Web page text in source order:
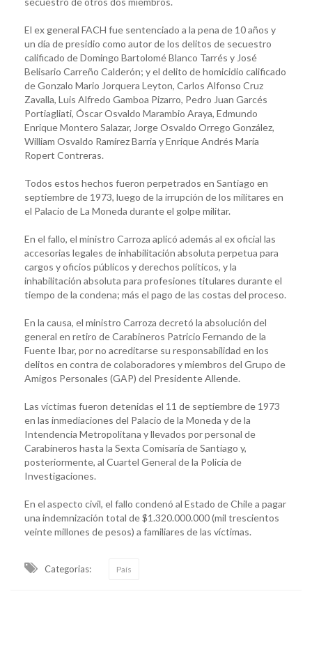
El ex general FACH fue sentenciado a la pena de 10 años y
un día de presidio como autor de los delitos de secuestro
calificado de Domingo Bartolomé Blanco Tarrés y José
Belisario Carreño Calderón; y el delito de homicidio calificado
de Gonzalo Mario Jorquera Leyton, Carlos Alfonso Cruz
Zavalla, Luis Alfredo Gamboa Pizarro, Pedro Juan Garcés
Portiagliati, Óscar Osvaldo Marambio Araya, Edmundo
Enrique Montero Salazar, Jorge Osvaldo Orrego González,
William Osvaldo Ramírez Barria y Enrique Andrés María
Ropert Contreras.
Todos estos hechos fueron perpetrados en Santiago en
septiembre de 1973, luego de la irrupción de los militares en
el Palacio de La Moneda durante el golpe militar.
En el fallo, el ministro Carroza aplicó además al ex oficial las
accesorias legales de inhabilitación absoluta perpetua para
cargos y oficios públicos y derechos políticos, y la
inhabilitación absoluta para profesiones titulares durante el
tiempo de la condena; más el pago de las costas del proceso.
En la causa, el ministro Carroza decretó la absolución del
general en retiro de Carabineros Patricio Fernando de la
Fuente Ibar, por no acreditarse su responsabilidad en los
delitos en contra de colaboradores y miembros del Grupo de
Amigos Personales (GAP) del Presidente Allende.
Las víctimas fueron detenidas el 11 de septiembre de 1973
en las inmediaciones del Palacio de la Moneda y de la
Intendencia Metropolitana y llevados por personal de
Carabineros hasta la Sexta Comisaría de Santiago y,
posteriormente, al Cuartel General de la Policía de
Investigaciones.
En el aspecto civil, el fallo condenó al Estado de Chile a pagar
una indemnización total de $1.320.000.000 (mil trescientos
veinte millones de pesos) a familiares de las víctimas.
Categorias: País